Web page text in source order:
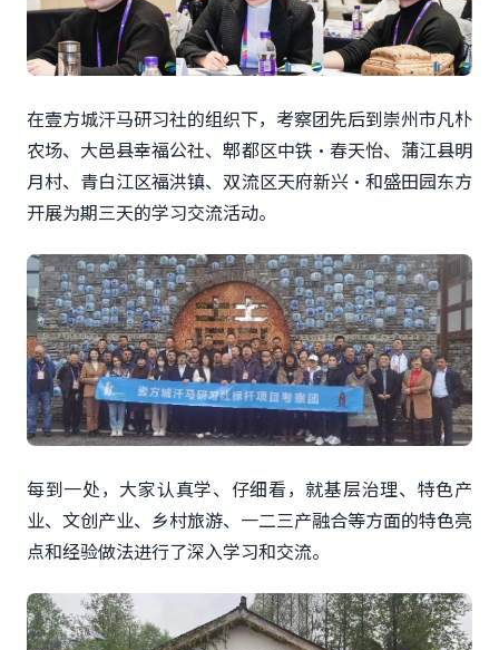
在壹方城汗马研习社的组织下，考察团先后到崇州市凡朴
农场、大邑县幸福公社、郫都区中铁·春天怡、蒲江县明
月村、青白江区福洪镇、双流区天府新兴·和盛田园东方
开展为期三天的学习交流活动。
每到一处，大家认真学、仔细看，就基层治理、特色产
业、文创产业、乡村旅游、一二三产融合等方面的特色亮
点和经验做法进行了深入学习和交流。